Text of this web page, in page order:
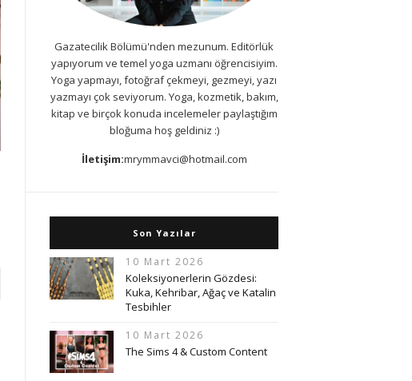
Gazatecilik Bölümü'nden mezunum. Editörlük
yapıyorum ve temel yoga uzmanı öğrencisiyim.
Yoga yapmayı, fotoğraf çekmeyi, gezmeyi, yazı
yazmayı çok seviyorum. Yoga, kozmetik, bakım,
kitap ve birçok konuda incelemeler paylaştığım
bloğuma hoş geldiniz :)
İletişim:mrymmavci@hotmail.com
Son Yazılar
10 Mart 2026
Koleksiyonerlerin Gözdesi:
Kuka, Kehribar, Ağaç ve Katalin
Tesbihler
10 Mart 2026
The Sims 4 & Custom Content